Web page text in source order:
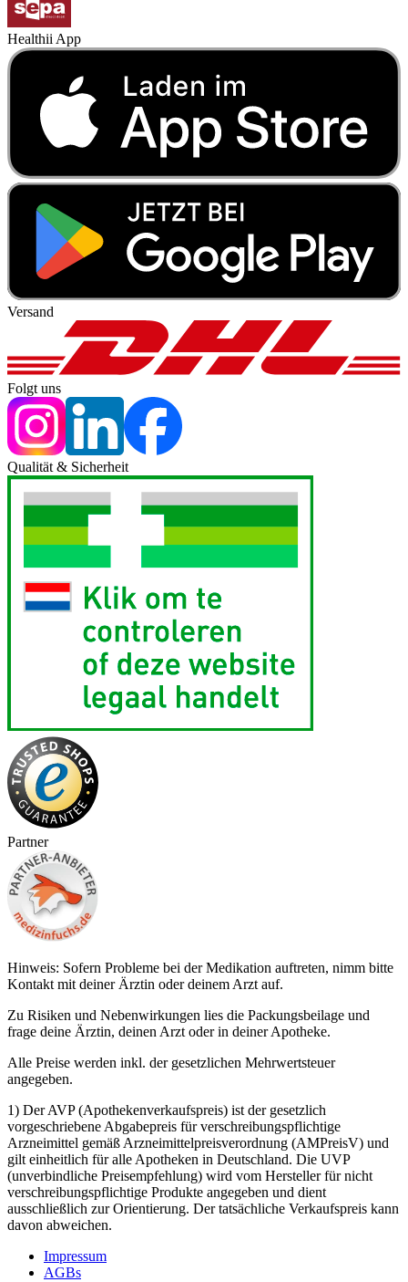
Healthii App
Versand
Folgt uns
Qualität & Sicherheit
Partner
Hinweis: Sofern Probleme bei der Medikation auftreten, nimm bitte
Kontakt mit deiner Ärztin oder deinem Arzt auf.
Zu Risiken und Nebenwirkungen lies die Packungsbeilage und
frage deine Ärztin, deinen Arzt oder in deiner Apotheke.
Alle Preise werden inkl. der gesetzlichen Mehrwertsteuer
angegeben.
1) Der AVP (Apothekenverkaufspreis) ist der gesetzlich
vorgeschriebene Abgabepreis für verschreibungspflichtige
Arzneimittel gemäß Arzneimittelpreisverordnung (AMPreisV) und
gilt einheitlich für alle Apotheken in Deutschland. Die UVP
(unverbindliche Preisempfehlung) wird vom Hersteller für nicht
verschreibungspflichtige Produkte angegeben und dient
ausschließlich zur Orientierung. Der tatsächliche Verkaufspreis kann
davon abweichen.
Impressum
AGBs